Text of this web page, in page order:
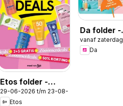
Etos folder -
Zomer
29-06-2026 t/m 23-08-2026
Etos
Da folder -
Magazine
vanaf
Da